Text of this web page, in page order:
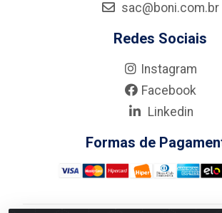
sac@boni.com.br
Redes Sociais
Instagram
Facebook
Linkedin
Formas de